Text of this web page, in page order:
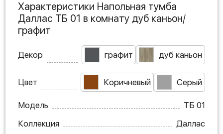
Характеристики Напольная тумба
Даллас ТБ 01 в комнату дуб каньон/
графит
Декор графит дуб каньон
Цвет Коричневый Серый
Модель
ТБ 01
Коллекция
Даллас